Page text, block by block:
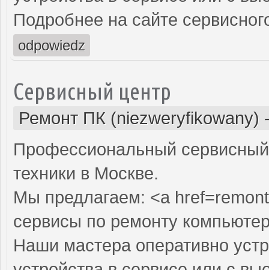
Подробнее на сайте
odpowiedz
Сервисный центр
Ремонт ПК (niezweryfikowany)
Профессиональный
техники в Москве.
Мы предлагаем: <a
сервисы по ремонту
Наши мастера оперативно